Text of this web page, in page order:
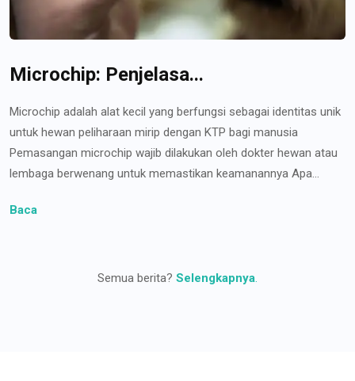
Microchip: Penjelasa...
Microchip adalah alat kecil yang berfungsi sebagai identitas unik
untuk hewan peliharaan mirip dengan KTP bagi manusia
Pemasangan microchip wajib dilakukan oleh dokter hewan atau
lembaga berwenang untuk memastikan keamanannya Apa...
Baca
Semua berita? Selengkapnya